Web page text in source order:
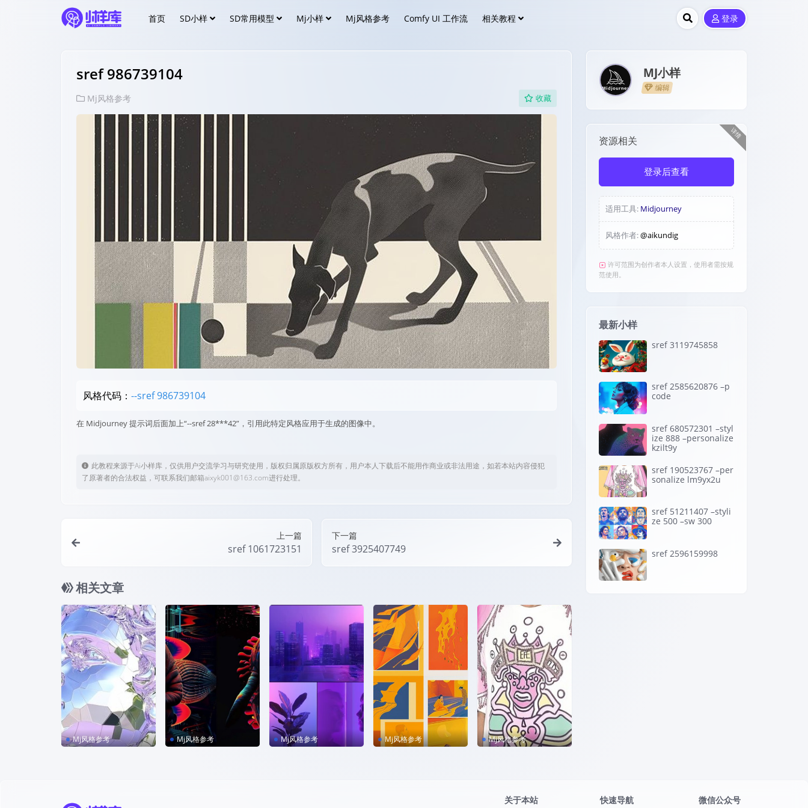
首页 SD小样 SD常用模型 Mj小样 Mj风格参考 Comfy UI 工作流 相关教程 登录
sref 986739104
Mj风格参考 收藏
风格代码： --sref 986739104
在 Midjourney 提示词后面加上“--sref 28***42”，引用此特定风格应用于生成的图像中。
此教程来源于Ai小样库，仅供用户交流学习与研究使用，版权归属原版权方所有，用户本人下载后不能用作商业或非法用途，如若本站内容侵犯
了原著者的合法权益，可联系我们邮箱aixyk001@163.com进行处理。
上一篇
sref 1061723151
下一篇
sref 3925407749
相关文章
Mj风格参考 Mj风格参考 Mj风格参考 Mj风格参考 Mj风格参考
MJ小样
编辑
详情
资源相关
登录后查看
适用工具: Midjourney
风格作者:@aikundig
许可范围为创作者本人设置，使用者需按规
范使用。
最新小样
sref 3119745858
sref 2585620876 –p
code
sref 680572301 –styl
ize 888 –personalize
kzilt9y
sref 190523767 –per
sonalize lm9yx2u
sref 51211407 –styli
ze 500 –sw 300
sref 2596159998
关于本站 快速导航 微信公众号